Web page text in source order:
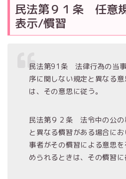
民法第９１条 任意
表示/慣習
民法第91条 法律行為の当
序に関しない規定と異なる
は、その意思に従う。
民法第９２条 法令中の公の
と異なる慣習がある場合に
事者がその慣習による意思
められるときは、その慣習に